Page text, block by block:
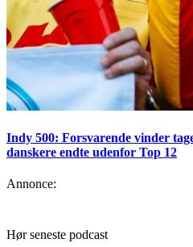
Indy 500: Forsvarende vinder
danskere endte udenfor Top 12
Annonce:
Hør seneste podcast